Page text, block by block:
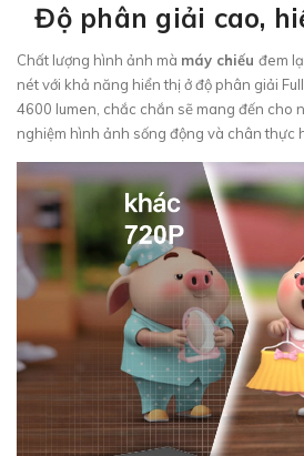
Độ phân giải cao,
Chất lượng hình ảnh mà máy chiếu đem
nét với khả năng hiển thị ở độ phân giải
4600 lumen, chắc chắn sẽ mang đến cho
nghiệm hình ảnh sống động và chân thực